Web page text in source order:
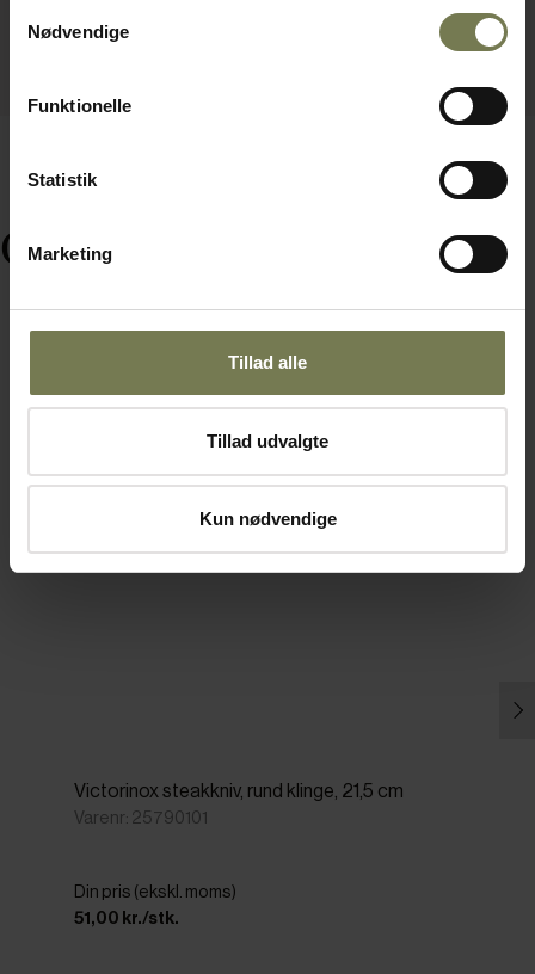
Nødvendige
Funktionelle
Statistik
Marketing
Tillad alle
Tillad udvalgte
Kun nødvendige
Ofte købt sammen med
Victorinox steakkniv, rund klinge, 21,5 cm
Varenr: 25790101
Din pris (ekskl. moms)
51,00 kr./stk.